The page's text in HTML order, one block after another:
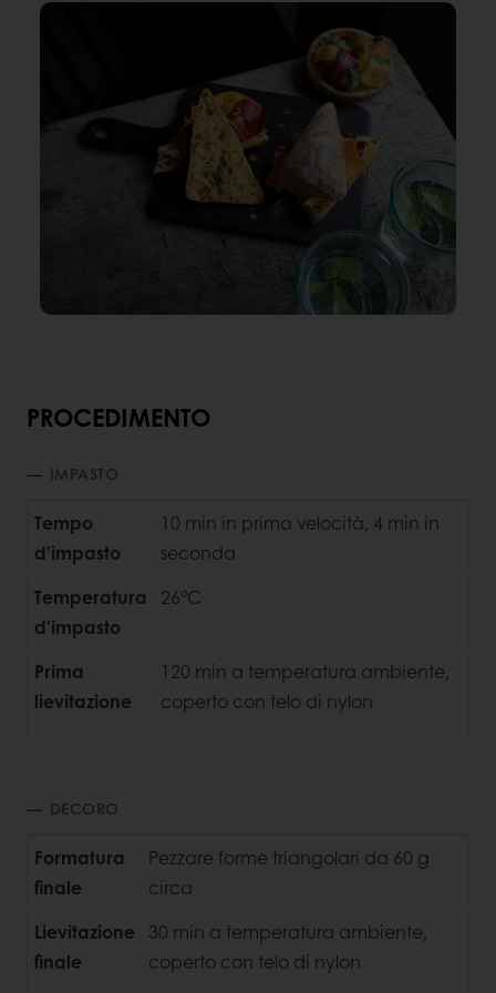
PROCEDIMENTO
IMPASTO
Tempo
d’impasto
10 min in prima velocità, 4 min in
seconda
Temperatura
d’impasto
26°C
Prima
lievitazione
120 min a temperatura ambiente,
coperto con telo di nylon
DECORO
Formatura
finale
Pezzare forme triangolari da 60 g
circa
Lievitazione
finale
30 min a temperatura ambiente,
coperto con telo di nylon